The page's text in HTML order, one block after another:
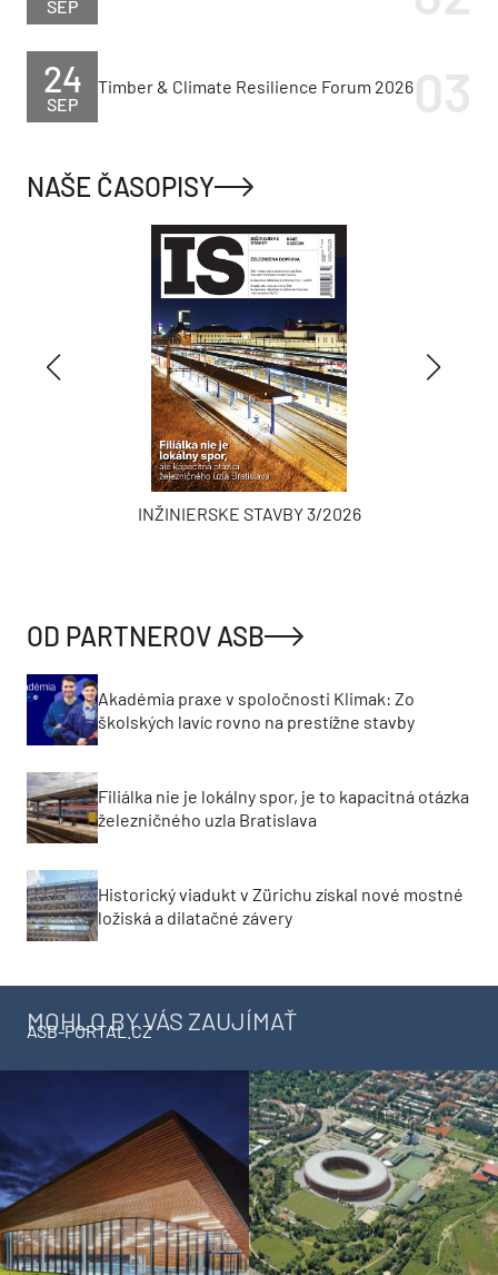
SEP
SEP
24 Timber & Climate Resilience Forum 2026
NAŠE ČASOPISY
INŽINIERSKE STAVBY 3/2026
OD PARTNEROV ASB
Akadémia praxe v spoločnosti Klimak: Zo
školských lavíc rovno na prestížne stavby
Filiálka nie je lokálny spor, je to kapacitná otázka
železničného uzla Bratislava
Historický viadukt v Zürichu získal nové mostné
ložiská a dilatačné závery
MOHLO BY VÁS ZAUJÍMAŤ
ASB-PORTAL.CZ